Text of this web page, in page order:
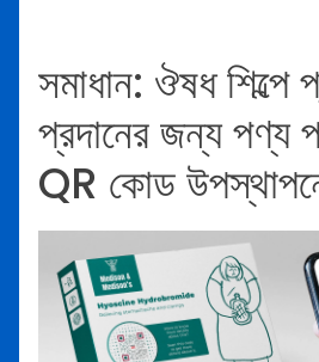
সমাধান: ঔষধ শিল্পে
প্রদানের জন্য পণ্য
QR কোড